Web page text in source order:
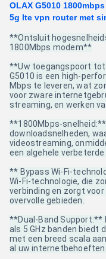
OLAX G5010
5g lte vpn router met
**Ontsluit
1800Mbps modem**
**Uw toegangspoort tot
G5010 is een high-
Mbps te leveren, wat
voor zware
streaming, en werken
**1800Mbps-
downloadsnelheden,
videostreaming,
een algehele
** Bypass Wi-Fi-
Wi-Fi-technologie, die
verbinding en zorgt
overvolle gebieden.
**Dual-Band Support:**
als 5 GHz banden biedt
met een breed scala
al uw internetbehoeften.